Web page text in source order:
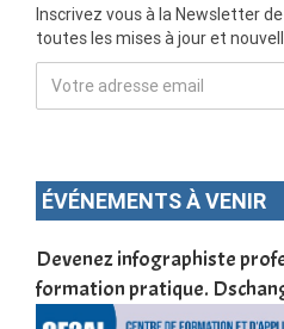
Inscrivez vous à la Newsletter
toutes les mises à jour et
ÉVÉNEMENTS À VENIR
Devenez infographiste
formation pratique.